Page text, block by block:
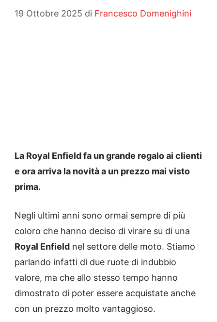
19 Ottobre 2025 di Francesco Domenighini
La Royal Enfield fa un grande regalo ai clienti
e ora arriva la novità a un prezzo mai visto
prima.
Negli ultimi anni sono ormai sempre di più
coloro che hanno deciso di virare su di una
Royal Enfield nel settore delle moto. Stiamo
parlando infatti di due ruote di indubbio
valore, ma che allo stesso tempo hanno
dimostrato di poter essere acquistate anche
con un prezzo molto vantaggioso.